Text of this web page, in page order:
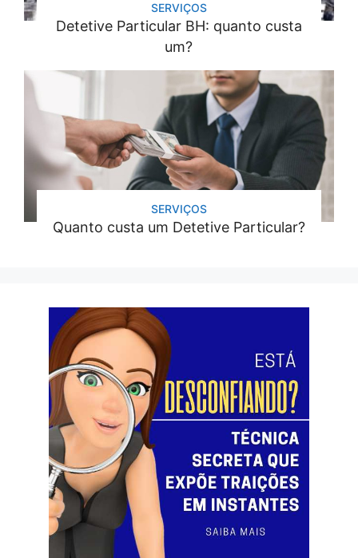
SERVIÇOS
Detetive Particular BH: quanto custa
um?
SERVIÇOS
Quanto custa um Detetive Particular?